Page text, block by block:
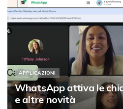
APPLICAZIONI
WhatsApp attiva le
e altre novità